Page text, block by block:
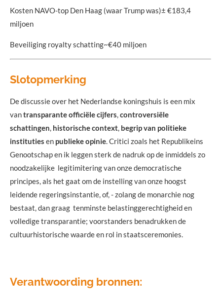
Kosten NAVO-top Den Haag (waar Trump was)± €183,4
miljoen
Beveiliging royalty schatting~€40 miljoen
Slotopmerking
De discussie over het Nederlandse koningshuis is een mix
vantransparante officiële cijfers,controversiële
schattingen, historische context, begrip van politieke
instituties en publieke opinie. Critici zoals het Republikeins
Genootschap en ik leggen sterk de nadruk op de inmiddels zo
noodzakelijke legitimitering van onze democratische
principes, als het gaat om de instelling van onze hoogst
leidende regeringsinstantie, of, - zolang de monarchie nog
bestaat, dan graag tenminste belastinggerechtigheid en
volledige transparantie; voorstanders benadrukken de
cultuurhistorische waarde en rol in staatsceremonies.
Verantwoording bronnen: